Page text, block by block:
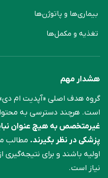
بیماری‌ها و پاتوژن‌ها
تغذیه و مکمل‌ها
هشدار مهم
گروه هدف اصلی «آپدیت ام
است. هرچند دسترسی به محتوا
غیرمتخصص به هیچ عنوان
پزشکی در نظر بگیرند. مطالب
اولیه باشند و برای
نیاز است.